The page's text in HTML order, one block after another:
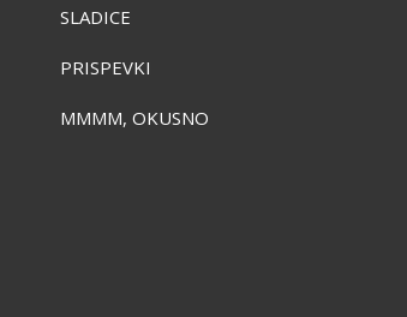
SLADICE
PRISPEVKI
MMMM, OKUSNO